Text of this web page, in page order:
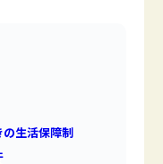
生活保障制